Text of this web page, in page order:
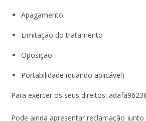
Apagamento
Limitação do tratamento
Oposição
Portabilidade (quando aplicável)
Para exercer os seus direitos:
Pode ainda apresentar reclamação junto